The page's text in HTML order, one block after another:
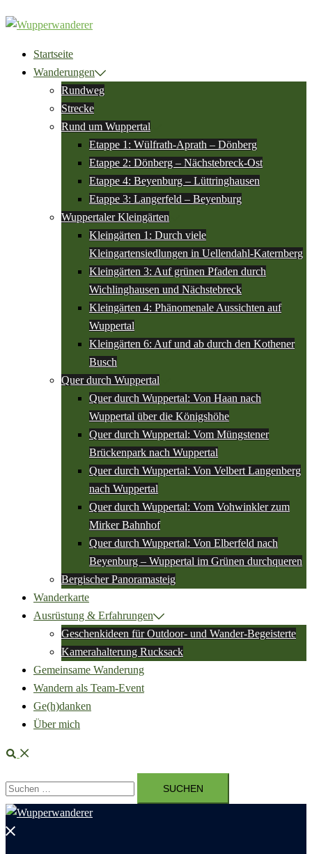
Zum
Inhalt
springenStartseite
Wanderungen
Rundweg
Strecke
Rund um Wuppertal
Etappe 1: Wülfrath-Aprath – Dönberg
Etappe 2: Dönberg – Nächstebreck-Ost
Etappe 4: Beyenburg – Lüttringhausen
Etappe 3: Langerfeld – Beyenburg
Wuppertaler Kleingärten
Kleingärten 1: Durch viele
Kleingartensiedlungen in Uellendahl-Katernberg
Kleingärten 3: Auf grünen Pfaden durch
Wichlinghausen und Nächstebreck
Kleingärten 4: Phänomenale Aussichten auf
Wuppertal
Kleingärten 6: Auf und ab durch den Kothener
Busch
Quer durch Wuppertal
Quer durch Wuppertal: Von Haan nach
Wuppertal über die Königshöhe
Quer durch Wuppertal: Vom Müngstener
Brückenpark nach Wuppertal
Quer durch Wuppertal: Von Velbert Langenberg
nach Wuppertal
Quer durch Wuppertal: Vom Vohwinkler zum
Mirker Bahnhof
Quer durch Wuppertal: Von Elberfeld nach
Beyenburg – Wuppertal im Grünen durchqueren
Bergischer Panoramasteig
Wanderkarte
Ausrüstung & Erfahrungen
Geschenkideen für Outdoor- und Wander-Begeisterte
Kamerahalterung Rucksack
Gemeinsame Wanderung
Wandern als Team-Event
Ge(h)danken
Über mich
Suche
Suchen
nach:
Menü